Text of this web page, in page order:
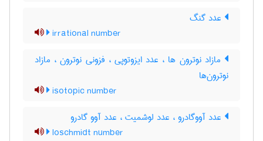
عدد گنگ
irrational number
مازاد نوترون ها ، عدد ایزوتوپی ، فزونی نوترون ، مازاد
نوترون‌ها
isotopic number
عدد آووگادرو ، عدد لوشمیت ، عدد آوو گادرو
loschmidt number